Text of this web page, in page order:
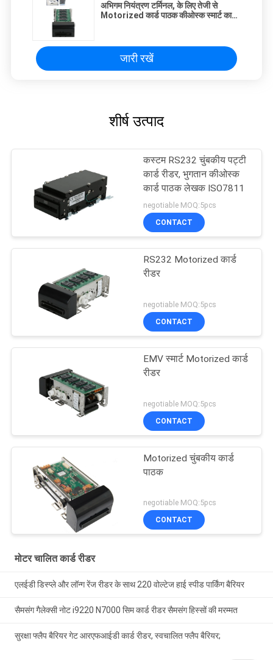
अभिगम नियंत्रण टर्मिनल, के लिए तेजी से
Motorized कार्ड पाठक कीओस्क स्मार्ट कार्ड
जारी रखें
शीर्ष उत्पाद
कस्टम RS232 चुंबकीय पट्टी
कार्ड रीडर, भुगतान कीओस्क
कार्ड पाठक लेखक ISO7811
negotiable MOQ:5pcs
CONTACT
RS232 Motorized कार्ड
रीडर
negotiable MOQ:5pcs
CONTACT
EMV स्मार्ट Motorized कार्ड
रीडर
negotiable MOQ:5pcs
CONTACT
Motorized चुंबकीय कार्ड
पाठक
negotiable MOQ:5pcs
CONTACT
मोटर चालित कार्ड रीडर
एलईडी डिस्प्ले और लॉन्ग रेंज रीडर के साथ 220 वोल्टेज हाई स्पीड पार्किंग बैरियर
सैमसंग गैलेक्सी नोट i9220 N7000 सिम कार्ड रीडर सैमसंग हिस्सों की मरम्मत
सुरक्षा फ्लैप बैरियर गेट आरएफआईडी कार्ड रीडर, स्वचालित फ्लैप बैरियर;